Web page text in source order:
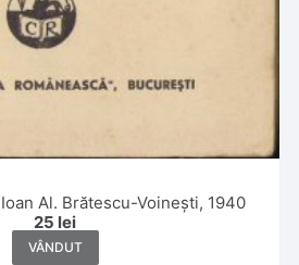
Al. Brătescu-Voinești, 1940
25 lei
VÂNDUT